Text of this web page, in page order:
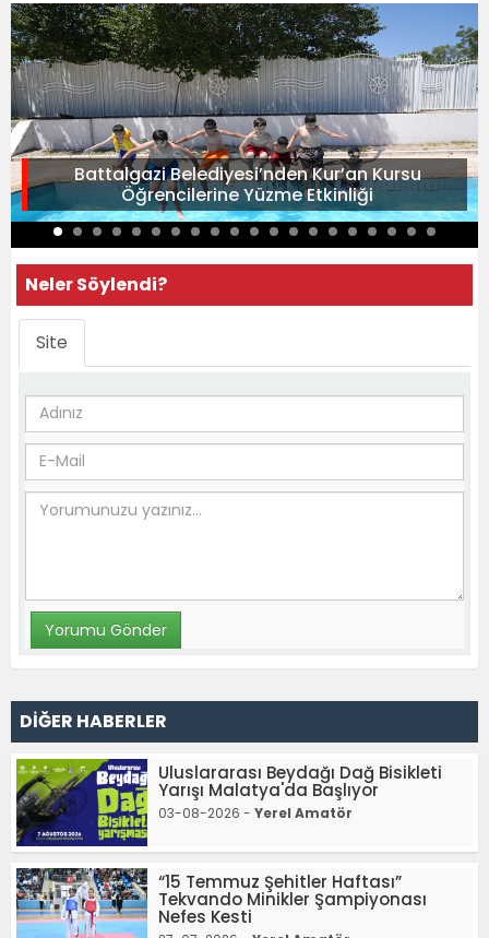
Battalgazi Belediyesi’nden Kur’an Kursu
Öğrencilerine Yüzme Etkinliği
Neler Söylendi?
Site
DİĞER HABERLER
Uluslararası Beydağı Dağ Bisikleti
Yarışı Malatya'da Başlıyor
03-08-2026 - Yerel Amatör
“15 Temmuz Şehitler Haftası”
Tekvando Minikler Şampiyonası
Nefes Kesti